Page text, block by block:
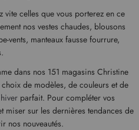
vite celles que vous porterez en ce
nos vestes chaudes, blousons
vents, manteaux fausse fourrure,
dans nos 151 magasins Christine
de modèles, de couleurs et de
parfait. Pour compléter vos
miser sur les dernières tendances de
nos nouveautés.